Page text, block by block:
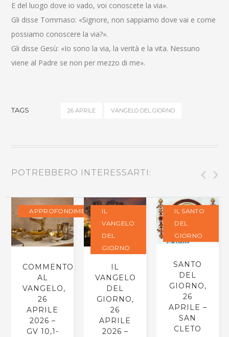
E del luogo dove io vado, voi conoscete la via».
Gli disse Tommaso: «Signore, non sappiamo dove vai e come
possiamo conoscere la via?».
Gli disse Gesù: «Io sono la via, la verità e la vita. Nessuno
viene al Padre se non per mezzo di me».
TAGS 26 APRILE VANGELO DEL GIORNO
POTREBBERO INTERESSARTI:
APPROFONDIMENTI
COMMENTO
AL
VANGELO,
26
APRILE
2026 –
GV 10,1-
IL
VANGELO
DEL
GIORNO
IL
VANGELO
DEL
GIORNO,
26
APRILE
2026 –
IL SANTO
DEL
GIORNO
SANTO
DEL
GIORNO,
26
APRILE –
SAN
CLETO